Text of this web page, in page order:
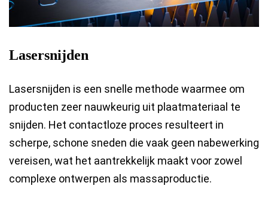
Lasersnijden
Lasersnijden is een snelle methode waarmee om
producten zeer nauwkeurig uit plaatmateriaal te
snijden. Het contactloze proces resulteert in
scherpe, schone sneden die vaak geen nabewerking
vereisen, wat het aantrekkelijk maakt voor zowel
complexe ontwerpen als massaproductie.